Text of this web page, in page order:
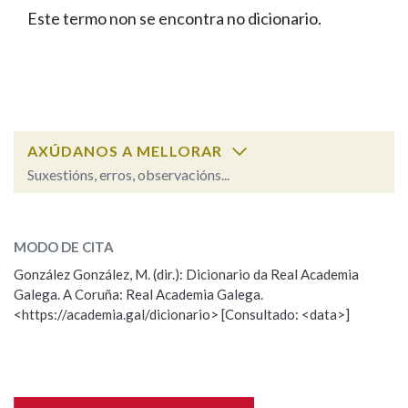
FIGURAS HOMENAXEADAS
PORTAL DAS PALABRAS
Facebook
TwitterYoutubeInstagram
Bluesky
BUSCAR NOS LEMAS
Remata por
BUSCAR NO CONTIDO
Nas definicións
Este termo non se encontra no dicionario.
AXÚDANOS A MELLORAR
Suxestións, erros, observacións...
Observación
Nome
MODO DE CITA
González González, M. (dir.): Dicionario da Real Academia
Galega. A Coruña: Real Academia Galega.
<https://academia.gal/dicionario> [Consultado: <data>]